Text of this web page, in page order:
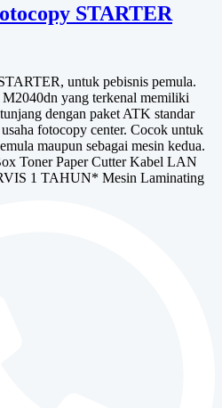
STARTER
untuk pebisnis pemula.
yang terkenal memiliki
dengan paket ATK standar
fotocopy center. Cocok untuk
maupun sebagai mesin kedua.
Toner Paper Cutter Kabel LAN
1 TAHUN* Mesin Laminating